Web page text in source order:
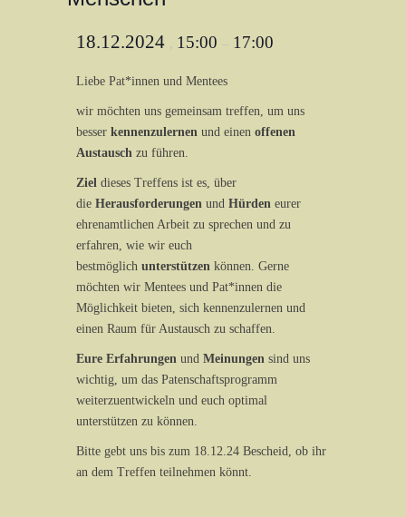
18.12.2024 , 15:00 – 17:00
Liebe Pat*innen und Mentees
wir möchten uns gemeinsam treffen, um uns
besser kennenzulernen und einen offenen
Austausch zu führen.
Ziel dieses Treffens ist es, über
die Herausforderungen und Hürden eurer
ehrenamtlichen Arbeit zu sprechen und zu
erfahren, wie wir euch
bestmöglich unterstützen können. Gerne
möchten wir Mentees und Pat*innen die
Möglichkeit bieten, sich kennenzulernen und
einen Raum für Austausch zu schaffen.
Eure Erfahrungen und Meinungen sind uns
wichtig, um das Patenschaftsprogramm
weiterzuentwickeln und euch optimal
unterstützen zu können.
Bitte gebt uns bis zum 18.12.24 Bescheid, ob ihr
an dem Treffen teilnehmen könnt.